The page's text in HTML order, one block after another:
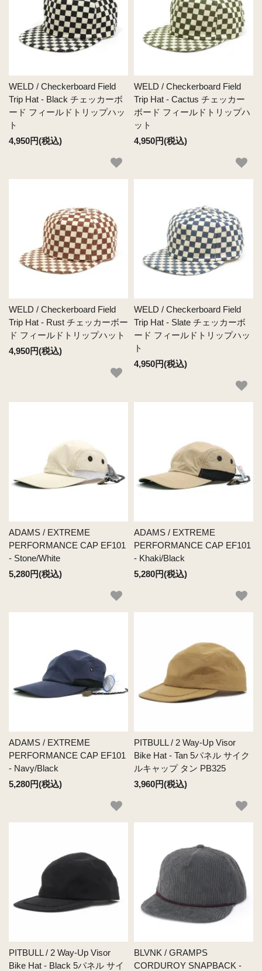
WELD / Checkerboard Field
Trip Hat - Black チェッカーボ
ード フィールドトリップハッ
ト
4,950円(税込)
WELD / Checkerboard Field
Trip Hat - Cactus チェッカー
ボード フィールドトリップハ
ット
4,950円(税込)
WELD / Checkerboard Field
Trip Hat - Rust チェッカーボー
ド フィールドトリップハット
4,950円(税込)
WELD / Checkerboard Field
Trip Hat - Slate チェッカーボ
ード フィールドトリップハッ
ト
4,950円(税込)
ADAMS / EXTREME
PERFORMANCE CAP EF101
- Stone/White
5,280円(税込)
ADAMS / EXTREME
PERFORMANCE CAP EF101
- Khaki/Black
5,280円(税込)
ADAMS / EXTREME
PERFORMANCE CAP EF101
- Navy/Black
5,280円(税込)
PITBULL / 2 Way-Up Visor
Bike Hat - Tan 5パネル サイク
ルキャップ タン PB325
3,960円(税込)
PITBULL / 2 Way-Up Visor
Bike Hat - Black 5パネル サイ
BLVNK / GRAMPS
CORDUROY SNAPBACK -